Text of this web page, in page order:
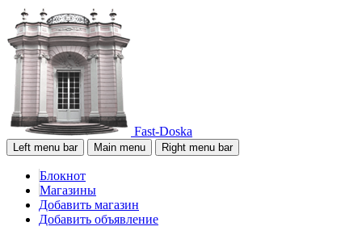
Fast-Doska
Left menu bar Main menu Right menu bar
Блокнот
Магазины
Добавить магазин
Добавить объявление